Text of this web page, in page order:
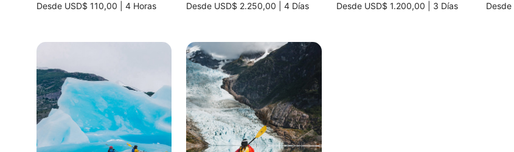
Desde USD$ 110,00 4 Horas Desde USD$ 2.250,00 |4 Días Desde USD$ 1.200,00 3 Días Desde